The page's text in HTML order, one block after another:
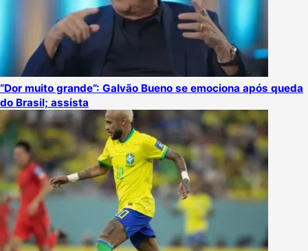
“Dor muito grande”: Galvão Bueno se emociona após queda
do Brasil; assista